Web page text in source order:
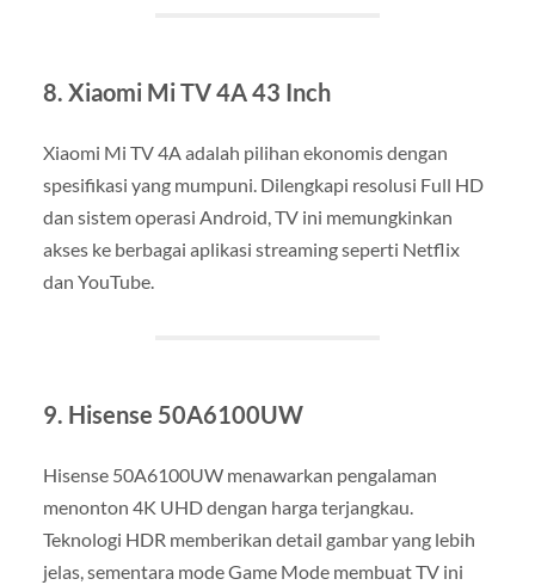
8. Xiaomi Mi TV 4A 43 Inch
Xiaomi Mi TV 4A adalah pilihan ekonomis dengan
spesifikasi yang mumpuni. Dilengkapi resolusi Full HD
dan sistem operasi Android, TV ini memungkinkan
akses ke berbagai aplikasi streaming seperti Netflix
dan YouTube.
9. Hisense 50A6100UW
Hisense 50A6100UW menawarkan pengalaman
menonton 4K UHD dengan harga terjangkau.
Teknologi HDR memberikan detail gambar yang lebih
jelas, sementara mode Game Mode membuat TV ini